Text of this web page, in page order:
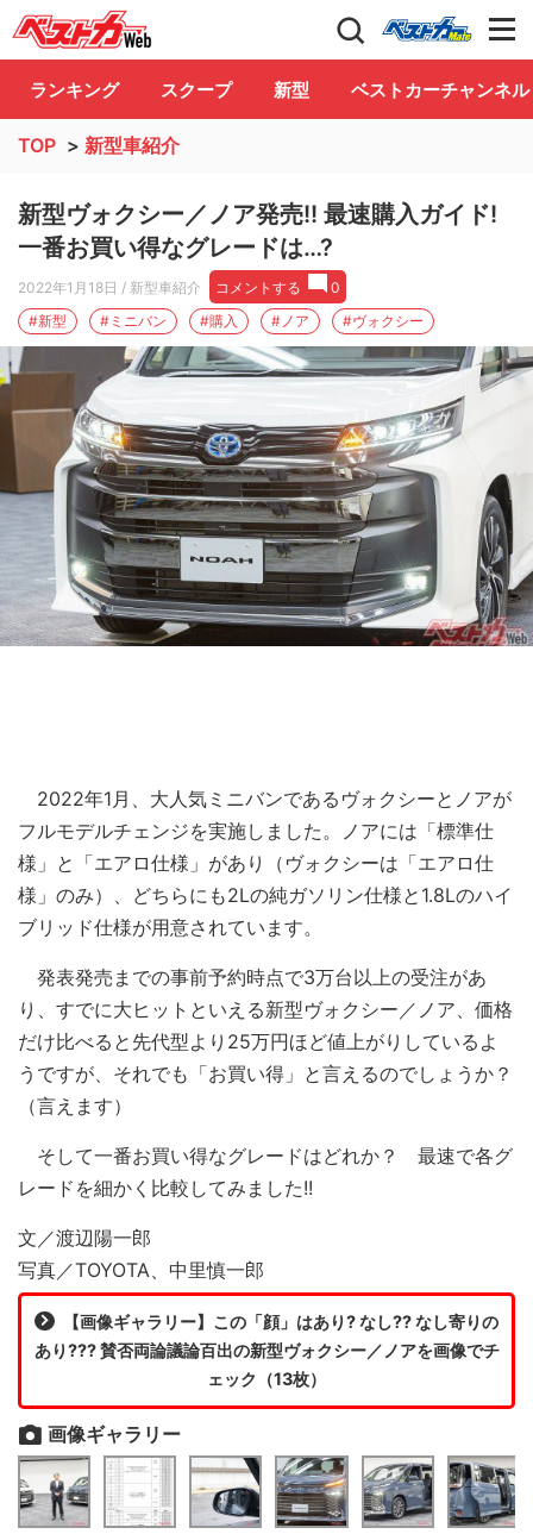
自動車情報誌「ベストカー」 Club
ランキング スクープ 新型 ベストカーチャンネル
TOP > 新型車紹介
新型ヴォクシー／ノア発売!! 最速購入ガイド!
一番お買い得なグレードは…?
2022年1月18日 / 新型車紹介 コメントする
0
#新型
#ミニバン #購入 #ノア #ヴォクシー
2022年1月、大人気ミニバンであるヴォクシーとノアが
フルモデルチェンジを実施しました。ノアには「標準仕
様」と「エアロ仕様」があり（ヴォクシーは「エアロ仕
様」のみ）、どちらにも2Lの純ガソリン仕様と1.8Lのハイ
ブリッド仕様が用意されています。
発表発売までの事前予約時点で3万台以上の受注があ
り、すでに大ヒットといえる新型ヴォクシー／ノア、価格
だけ比べると先代型より25万円ほど値上がりしているよ
うですが、それでも「お買い得」と言えるのでしょうか？
（言えます）
そして一番お買い得なグレードはどれか？ 最速で各グ
レードを細かく比較してみました!!
文／渡辺陽一郎
写真／TOYOTA、中里慎一郎
【画像ギャラリー】この「顔」はあり? なし?? なし寄りの
あり??? 賛否両論議論百出の新型ヴォクシー／ノアを画像でチ
ェック（13枚）
画像ギャラリー